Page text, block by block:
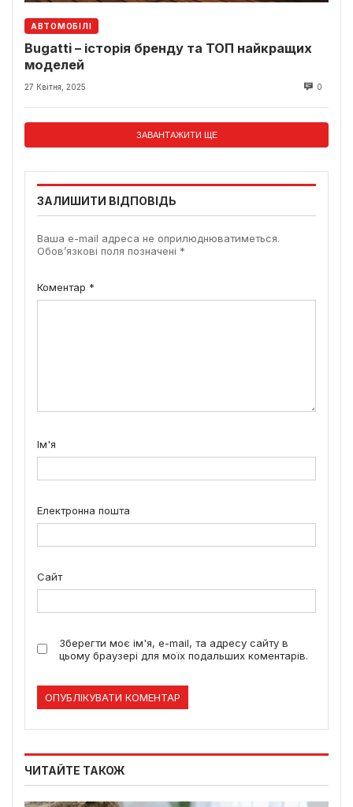
АВТОМОБІЛІ
Bugatti – історія бренду та ТОП найкращих
моделей
27 Квітня, 2025 0
ЗАВАНТАЖИТИ ЩЕ
ЗАЛИШИТИ ВІДПОВІДЬ
Ваша e-mail адреса не оприлюднюватиметься.
Обов’язкові поля позначені *
Коментар *
Ім'я
Електронна пошта
Сайт
Зберегти моє ім'я, e-mail, та адресу сайту в
цьому браузері для моїх подальших коментарів.
ЧИТАЙТЕ ТАКОЖ